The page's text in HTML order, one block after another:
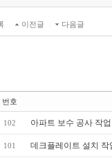
이전글 다음글
번호
102 아파트 보수 공사 작
101 데크플레이트 설치 작